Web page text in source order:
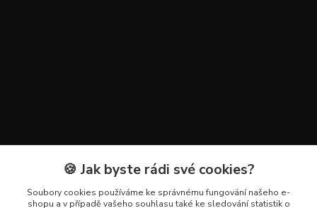
Kontakty
+420 602 223 614
🍪 Jak byste rádi své cookies?
Soubory cookies používáme ke správnému fungování našeho e-
shopu a v případě vašeho souhlasu také ke sledování statistik o